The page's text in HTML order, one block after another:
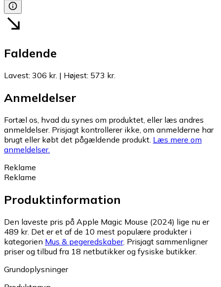
Faldende
Lavest: 306 kr. | Højest: 573 kr.
Anmeldelser
Fortæl os, hvad du synes om produktet, eller læs andres
anmeldelser. Prisjagt kontrollerer ikke, om anmelderne har
brugt eller købt det pågældende produkt. Læs mere om
anmeldelser.
Reklame
Reklame
Produktinformation
Den laveste pris på Apple Magic Mouse (2024) lige nu er
489 kr. Det er et af de 10 mest populære produkter i
kategorien Mus & pegeredskaber. Prisjagt sammenligner
priser og tilbud fra 18 netbutikker og fysiske butikker.
Grundoplysninger